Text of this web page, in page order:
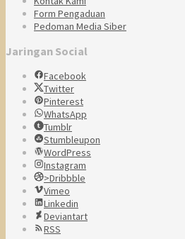
Form Pengaduan
Pedoman Media Siber
Jaringan Social
Facebook
Twitter
Pinterest
WhatsApp
Tumblr
Stumbleupon
WordPress
Instagram
>Dribbble
Vimeo
Linkedin
Deviantart
RSS